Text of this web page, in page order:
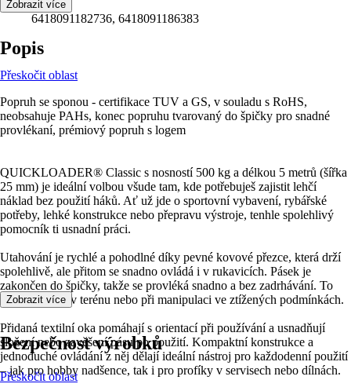
EAN
6418091182736, 6418091186383
Zobrazit více
Popis
Přeskočit oblast
Popruh se sponou - certifikace TUV a GS, v souladu s RoHS,
neobsahuje PAHs, konec popruhu tvarovaný do špičky pro snadné
provlékaní, prémiový popruh s logem
QUICKLOADER® Classic s nosností 500 kg a délkou 5 metrů (šířka
25 mm) je ideální volbou všude tam, kde potřebuješ zajistit lehčí
náklad bez použití háků. Ať už jde o sportovní vybavení, rybářské
potřeby, lehké konstrukce nebo přepravu výstroje, tenhle spolehlivý
pomocník ti usnadní práci.
Utahování je rychlé a pohodlné díky pevné kovové přezce, která drží
spolehlivě, ale přitom se snadno ovládá i v rukavicích. Pásek je
zakončen do špičky, takže se provléká snadno a bez zadrhávání. To
oceníš hlavně v terénu nebo při manipulaci ve ztížených podmínkách.
Přidaná textilní oka pomáhají s orientací při používání a usnadňují
složení nebo zavěšení pásu po použití. Kompaktní konstrukce a
jednoduché ovládání z něj dělají ideální nástroj pro každodenní použití
– jak pro hobby nadšence, tak i pro profíky v servisech nebo dílnách.
Zobrazit více
Bezpečnost výrobků
Přeskočit oblast